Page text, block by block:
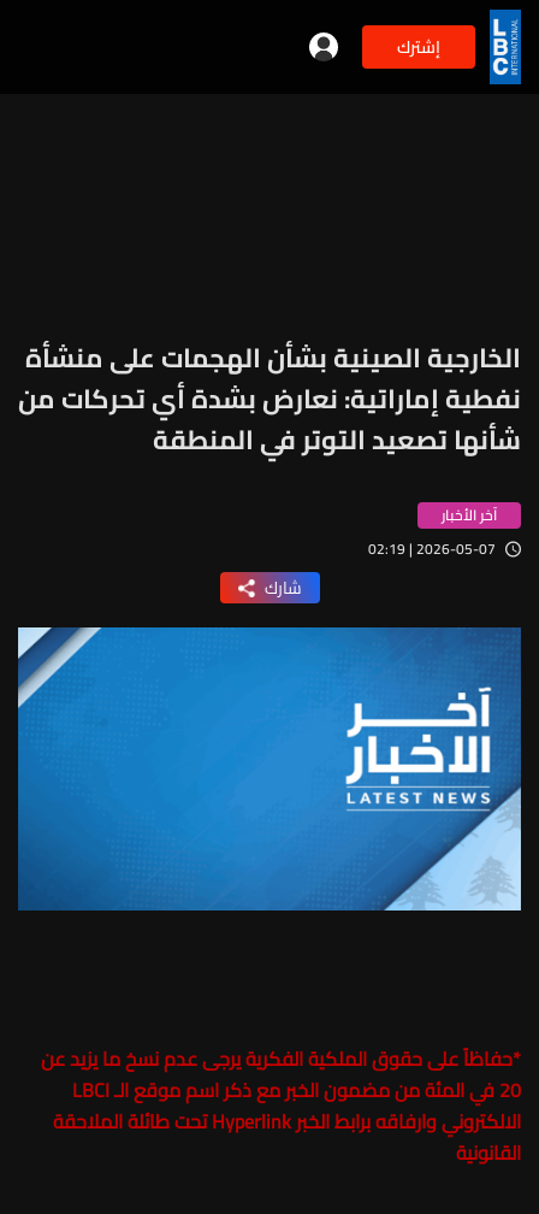
إشترك
الخارجية الصينية بشأن الهجمات على منشأة
نفطية إماراتية: نعارض بشدة أي تحركات من
شأنها تصعيد التوتر في المنطقة
آخر الأخبار
2026-05-07 | 02:19
شارك
*حفاظاً على حقوق الملكية الفكرية يرجى عدم نسخ ما يزيد عن
20 في المئة من مضمون الخبر مع ذكر اسم موقع الـ LBCI
الالكتروني وارفاقه برابط الخبر Hyperlink تحت طائلة الملاحقة
القانونية